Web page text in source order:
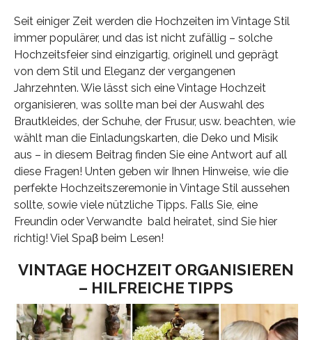
Seit einiger Zeit werden die Hochzeiten im Vintage Stil
immer populärer, und das ist nicht zufällig – solche
Hochzeitsfeier sind einzigartig, originell und geprägt
von dem Stil und Eleganz der vergangenen
Jahrzehnten. Wie lässt sich eine Vintage Hochzeit
organisieren, was sollte man bei der Auswahl des
Brautkleides, der Schuhe, der Frusur, usw. beachten, wie
wählt man die Einladungskarten, die Deko und Misik
aus – in diesem Beitrag finden Sie eine Antwort auf all
diese Fragen! Unten geben wir Ihnen Hinweise, wie die
perfekte Hochzeitszeremonie in Vintage Stil aussehen
sollte, sowie viele nützliche Tipps. Falls Sie, eine
Freundin oder Verwandte bald heiratet, sind Sie hier
richtig! Viel Spaβ beim Lesen!
VINTAGE HOCHZEIT ORGANISIEREN
– HILFREICHE TIPPS